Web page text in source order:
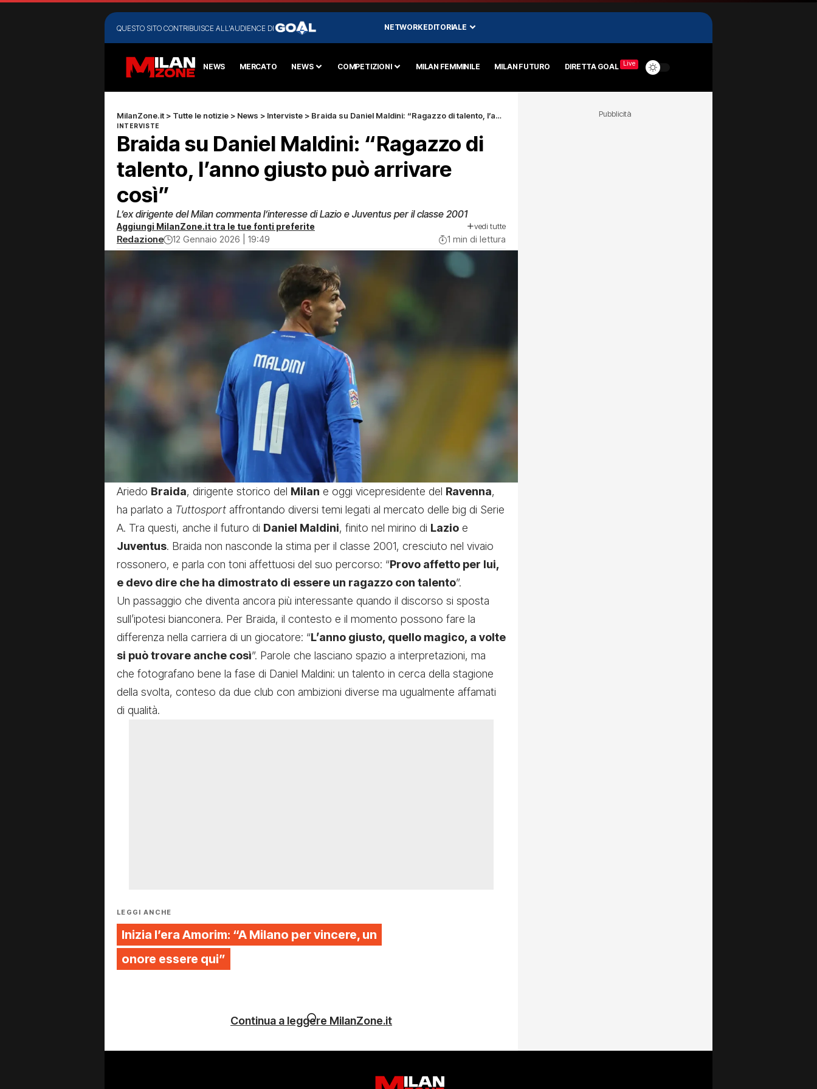
QUESTO SITO CONTRIBUISCE ALL'AUDIENCE DI NETWORK EDITORIALE
NEWS MERCATO NEWS COMPETIZIONI MILAN FEMMINILE MILAN FUTURO DIRETTA GOAL Live
MilanZone.it > Tutte le notizie > News > Interviste > Braida su Daniel Maldini: “Ragazzo di talento, l’anno giusto può arrivare così”
INTERVISTE
Braida su Daniel Maldini: “Ragazzo di
talento, l’anno giusto può arrivare
così”
L’ex dirigente del Milan commenta l’interesse di Lazio e Juventus per il classe 2001
Aggiungi MilanZone.it tra le tue fonti preferite vedi tutte
Redazione 12 Gennaio 2026 | 19:49 1 min di lettura
Ariedo Braida, dirigente storico del Milan e oggi vicepresidente del Ravenna,
ha parlato a Tuttosport affrontando diversi temi legati al mercato delle big di Serie
A. Tra questi, anche il futuro di Daniel Maldini, finito nel mirino di Lazio e
Juventus. Braida non nasconde la stima per il classe 2001, cresciuto nel vivaio
rossonero, e parla con toni affettuosi del suo percorso: “Provo affetto per lui,
e devo dire che ha dimostrato di essere un ragazzo con talento”.
Un passaggio che diventa ancora più interessante quando il discorso si sposta
sull’ipotesi bianconera. Per Braida, il contesto e il momento possono fare la
differenza nella carriera di un giocatore: “L’anno giusto, quello magico, a volte
si può trovare anche così”. Parole che lasciano spazio a interpretazioni, ma
che fotografano bene la fase di Daniel Maldini: un talento in cerca della stagione
della svolta, conteso da due club con ambizioni diverse ma ugualmente affamati
di qualità.
LEGGI ANCHE
Inizia l’era Amorim: “A Milano per vincere, un
onore essere qui”
Continua a leggere MilanZone.it
Pubblicità